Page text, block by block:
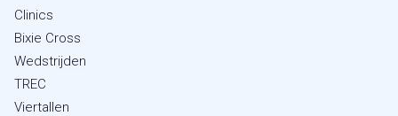
Clinics
Bixie Cross
Wedstrijden
TREC
Viertallen